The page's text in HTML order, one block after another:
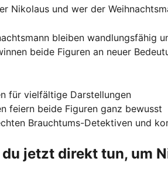
Nikolaus und wer der
bleiben
beide Figuren an neuer
für vielfältige Darstellungen
feiern beide Figuren ganz bewusst
Brauchtums-Detektiven und
jetzt direkt tun, um